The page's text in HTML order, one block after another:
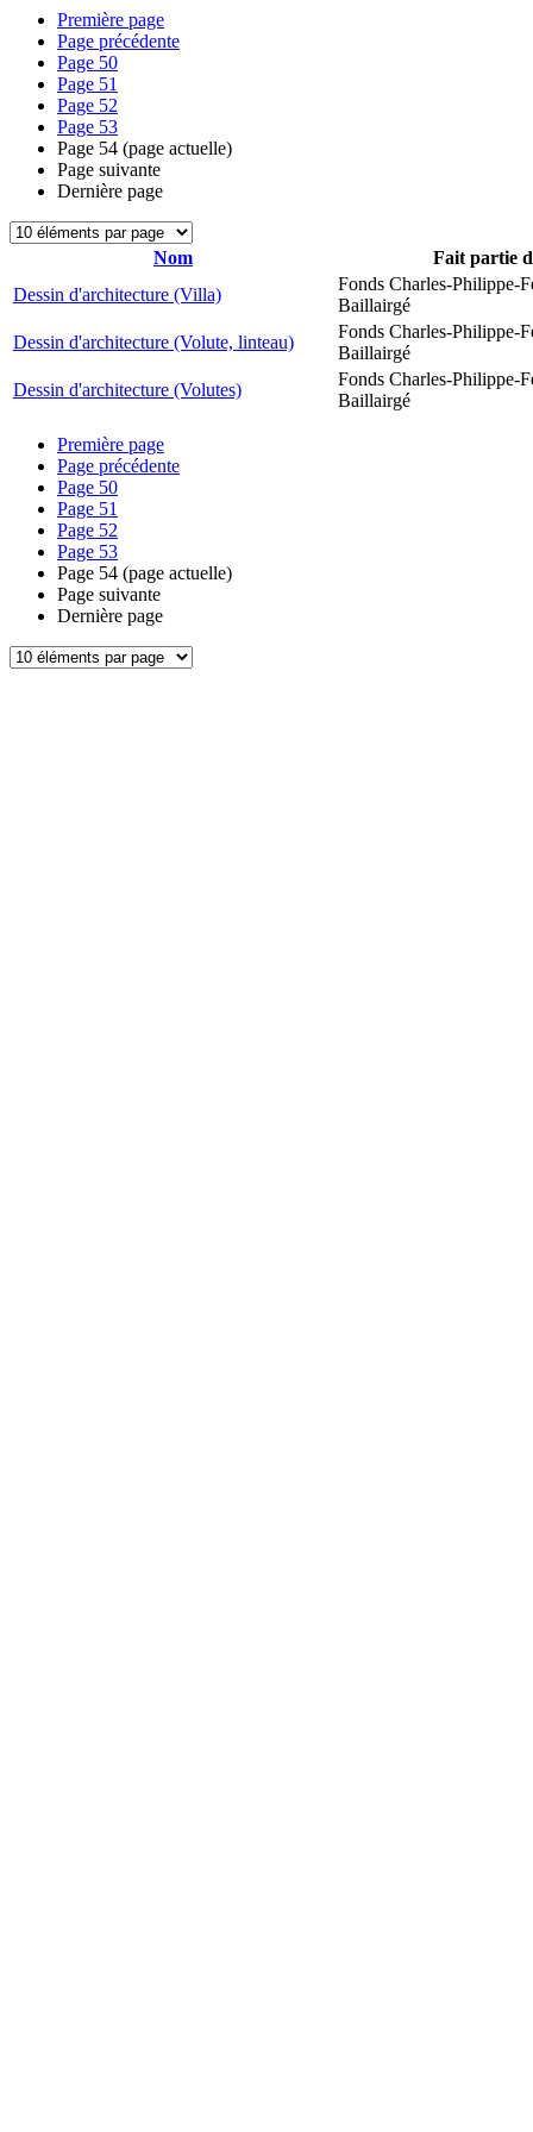
Première page
Page précédente
Page 50
Page 51
Page 52
Page 53
Page 54 (page actuelle)
Page suivante
Dernière page
Nom
Fait partie
Dessin d'architecture (Villa)
Fonds Charles-Philippe-
Baillairgé
Dessin d'architecture (Volute, linteau)
Fonds Charles-Philippe-
Baillairgé
Dessin d'architecture (Volutes)
Fonds Charles-Philippe-
Baillairgé
Première page
Page précédente
Page 50
Page 51
Page 52
Page 53
Page 54 (page actuelle)
Page suivante
Dernière page